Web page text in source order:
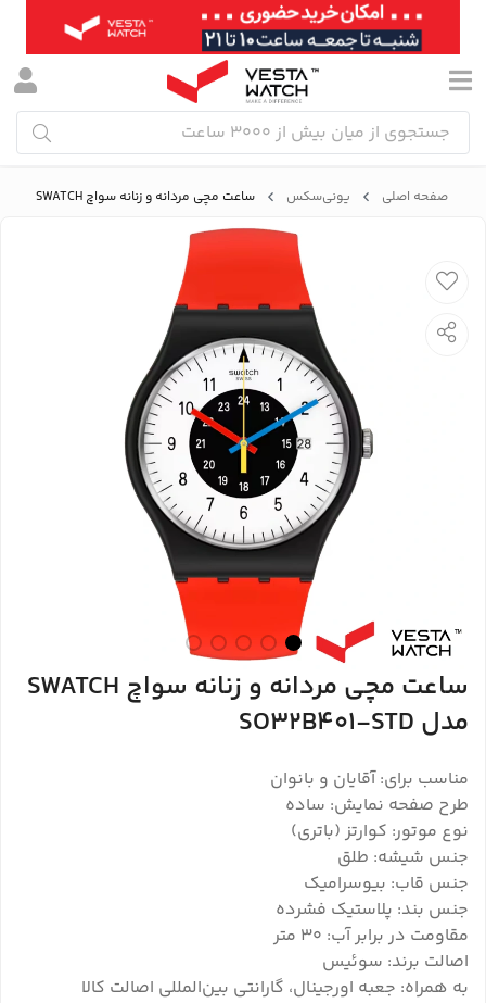
صفحه اصلی یونی‌سکس ساعت مچی مردانه و زنانه سواچ SWATCH مدل SO32B401-STD
ساعت مچی مردانه و زنانه سواچ SWATCH
مدل SO32B401-STD
مناسب برای: آقایان و بانوان
طرح صفحه نمایش: ساده
نوع موتور: کوارتز (باتری)
جنس شیشه: طلق
جنس قاب: بیوسرامیک
جنس بند: پلاستیک فشرده
مقاومت در برابر آب: 30 متر
اصالت برند: سوئیس
به همراه: جعبه اورجینال، گارانتی بین‌المللی اصالت کالا